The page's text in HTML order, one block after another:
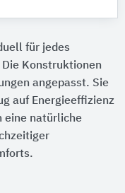
für jedes
Konstruktionen
angepasst. Sie
auf Energieeffizienz
eine natürliche